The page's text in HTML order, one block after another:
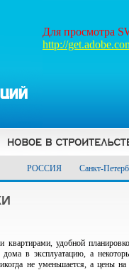
Для просмотра
http://
Санкт-
РОССИЯ
удобной
в эксплуатацию, а
не уменьшается, а цены